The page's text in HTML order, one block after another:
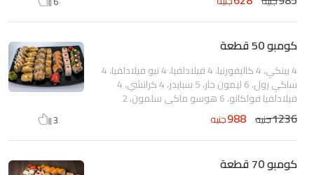
كومبو 50 قطعة
4 بينكي، 4 كاليفورنيا، 4 فيلادلفيا، 4 نيو فيلادلفيا، 4
ساكي رول، 6 ليمون حار، 5 سبايدر، 4 كرانشي، 4
فيلادلفيا فولكانو، 6 هوسو ماكي سلمون، 2
نيجيري جمبري تمبورا
1236جنيه 988جنيه 3
كومبو 70 قطعة